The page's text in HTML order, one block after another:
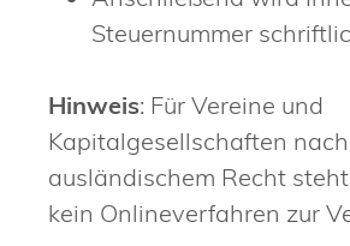
Steuernummer
Hinweis: Für Vereine und
Kapitalgesellschaften nach
ausländischem Recht
kein Onlineverfahren zur